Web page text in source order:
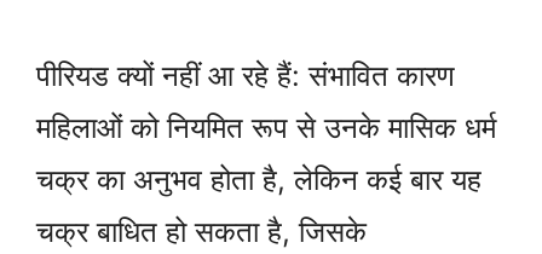
पीरियड क्यों नहीं आ रहे हैं: संभावित कारण
महिलाओं को नियमित रूप से उनके मासिक धर्म
चक्र का अनुभव होता है, लेकिन कई बार यह
चक्र बाधित हो सकता है, जिसके